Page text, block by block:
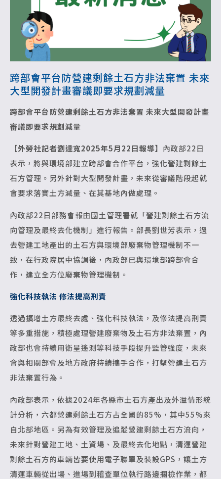
跨部會平台防營建剩餘土石方非法棄置 未來
大型開發計畫審議即要求規劃減量
跨部會平台防營建剩餘土石方非法棄置 未來大型開發計畫
審議即要求規劃減量
【外勞社記者劉達寬2025年5月22日報導】 內政部22日
表示，將與環境部建立跨部會合作平台，強化營建剩餘土
石方管理。另外針對大型開發計畫，未來從審議階段起就
會要求落實土方減量、在其基地內做處理。
內政部22日部務會報由國土管理署就「營建剩餘土石方流
向管理及最終去化機制」進行報告。部長劉世芳表示，過
去營建工地產出的土石方與環境部廢棄物管理機制不一
致，在行政院居中協調後，內政部已與環境部跨部會合
作，建立全方位廢棄物管理機制。
強化科技執法 修法提高刑責
透過擴增土方最終去處、強化科技執法，及修法提高刑責
等多重措施，積極處理營建廢棄物及土石方非法棄置，內
政部也會持續用衛星遙測等科技手段提升監管強度，未來
會與相關部會及地方政府持續攜手合作，打擊營建土石方
非法棄置行為。
內政部表示，依據2024年各縣市土石方產出及外溢情形統
計分析，六都營建剩餘土石方占全國的85%，其中55%來
自北部地區。另為有效管理及追蹤營建剩餘土石方流向，
未來針對營建工地、土資場、及最終去化地點，清運營建
剩餘土石方的車輛皆要使用電子聯單及裝設GPS，讓土方
清運車輛從出場、進場到稽查單位執行路邊攔檢作業，都